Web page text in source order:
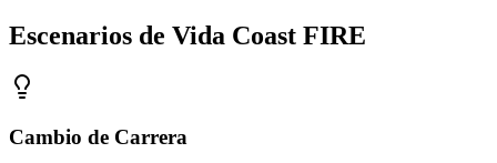
Escenarios de Vida Coast FIRE
Cambio de Carrera